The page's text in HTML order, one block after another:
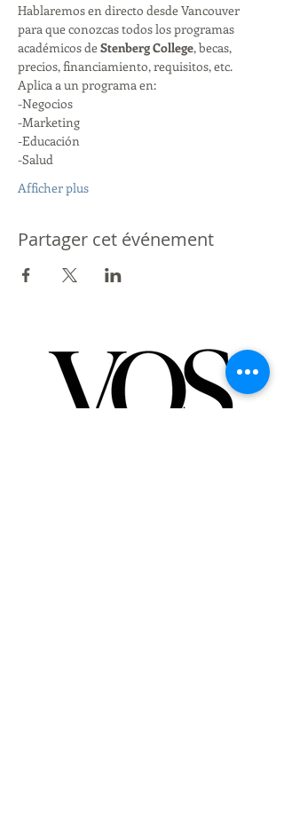
Hablaremos en directo desde Vancouver
para que conozcas todos los programas
académicos de Stenberg College, becas,
precios, financiamiento, requisitos, etc.
Aplica a un programa en:
-Negocios
-Marketing
-Educación
-Salud
Afficher plus
Partager cet événement